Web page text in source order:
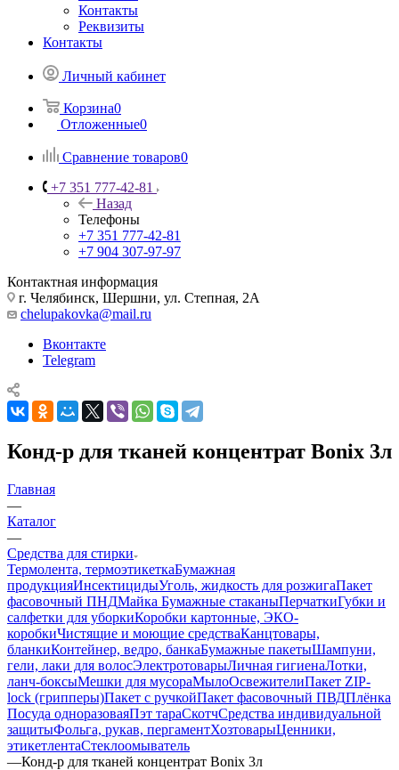
Контакты
Реквизиты
Контакты
Личный кабинет
Корзина0
Отложенные0
Сравнение товаров0
+7 351 777-42-81
Назад
Телефоны
+7 351 777-42-81
+7 904 307-97-97
Контактная информация
г. Челябинск, Шершни, ул. Степная, 2А
chelupakovka@mail.ru
Вконтакте
Telegram
Конд-р для тканей концентрат Bonix 3л
Главная
—
Каталог
—
Средства для стирки
Термолента, термоэтикеткаБумажная
продукцияИнсектицидыУголь, жидкость для розжигаПакет
фасовочный ПНДМайка Бумажные стаканыПерчаткиГубки и
салфетки для уборкиКоробки картонные, ЭКО-
коробкиЧистящие и моющие средстваКанцтовары,
бланкиКонтейнер, ведро, банкаБумажные пакетыШампуни,
гели, лаки для волосЭлектротоварыЛичная гигиенаЛотки,
ланч-боксыМешки для мусораМылоОсвежителиПакет ZIP-
lock (грипперы)Пакет с ручкойПакет фасовочный ПВДПлёнка
Посуда одноразоваяПэт тараСкотчСредства индивидуальной
защитыФольга, рукав, пергаментХозтоварыЦенники,
этикетлентаСтеклоомыватель
—Конд-р для тканей концентрат Bonix 3л